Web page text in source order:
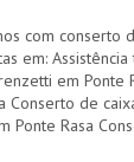
com conserto
em:
em Ponte
Conserto de
Ponte Rasa